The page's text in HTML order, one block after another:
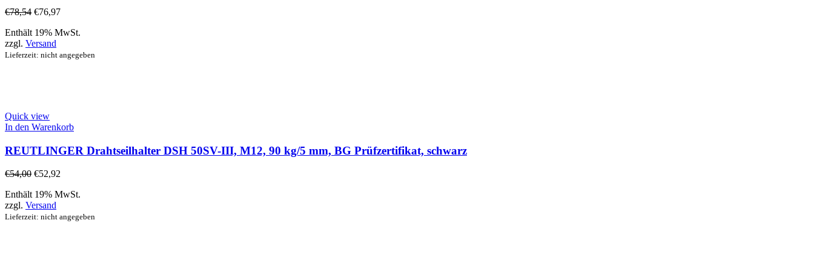
€78,54 €76,97
Enthält 19% MwSt.
zzgl. Versand
Lieferzeit: nicht angegeben
Quick view
In den Warenkorb
REUTLINGER Drahtseilhalter DSH 50SV-III, M12, 90 kg/5 mm, BG Prüfzertifikat, schwarz
€54,00 €52,92
Enthält 19% MwSt.
zzgl. Versand
Lieferzeit: nicht angegeben